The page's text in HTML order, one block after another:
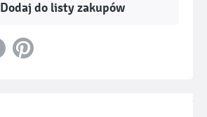
Dodaj do listy zakupów